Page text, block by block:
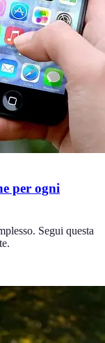
per ogni
Segui questa